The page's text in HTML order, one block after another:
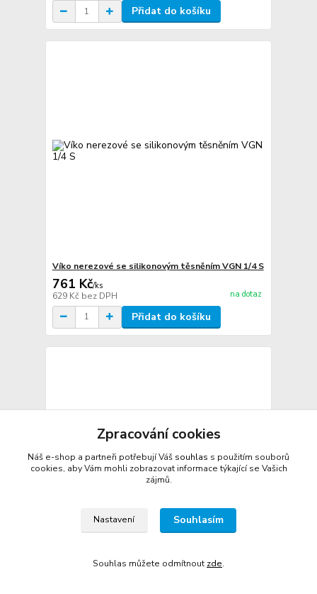
Přidat do košíku
Víko nerezové se silikonovým těsněním VGN 1/4 S
761 Kč/ks
629 Kč bez DPH na dotaz
Přidat do košíku
Víko nerezové se silikonovým těsněním a otvory
Zpracování cookies
Náš e-shop a partneři potřebují Váš souhlas s použitím souborů
cookies, aby Vám mohli zobrazovat informace týkající se Vašich
zájmů.
Nastavení Souhlasím
Souhlas můžete odmítnout zde.